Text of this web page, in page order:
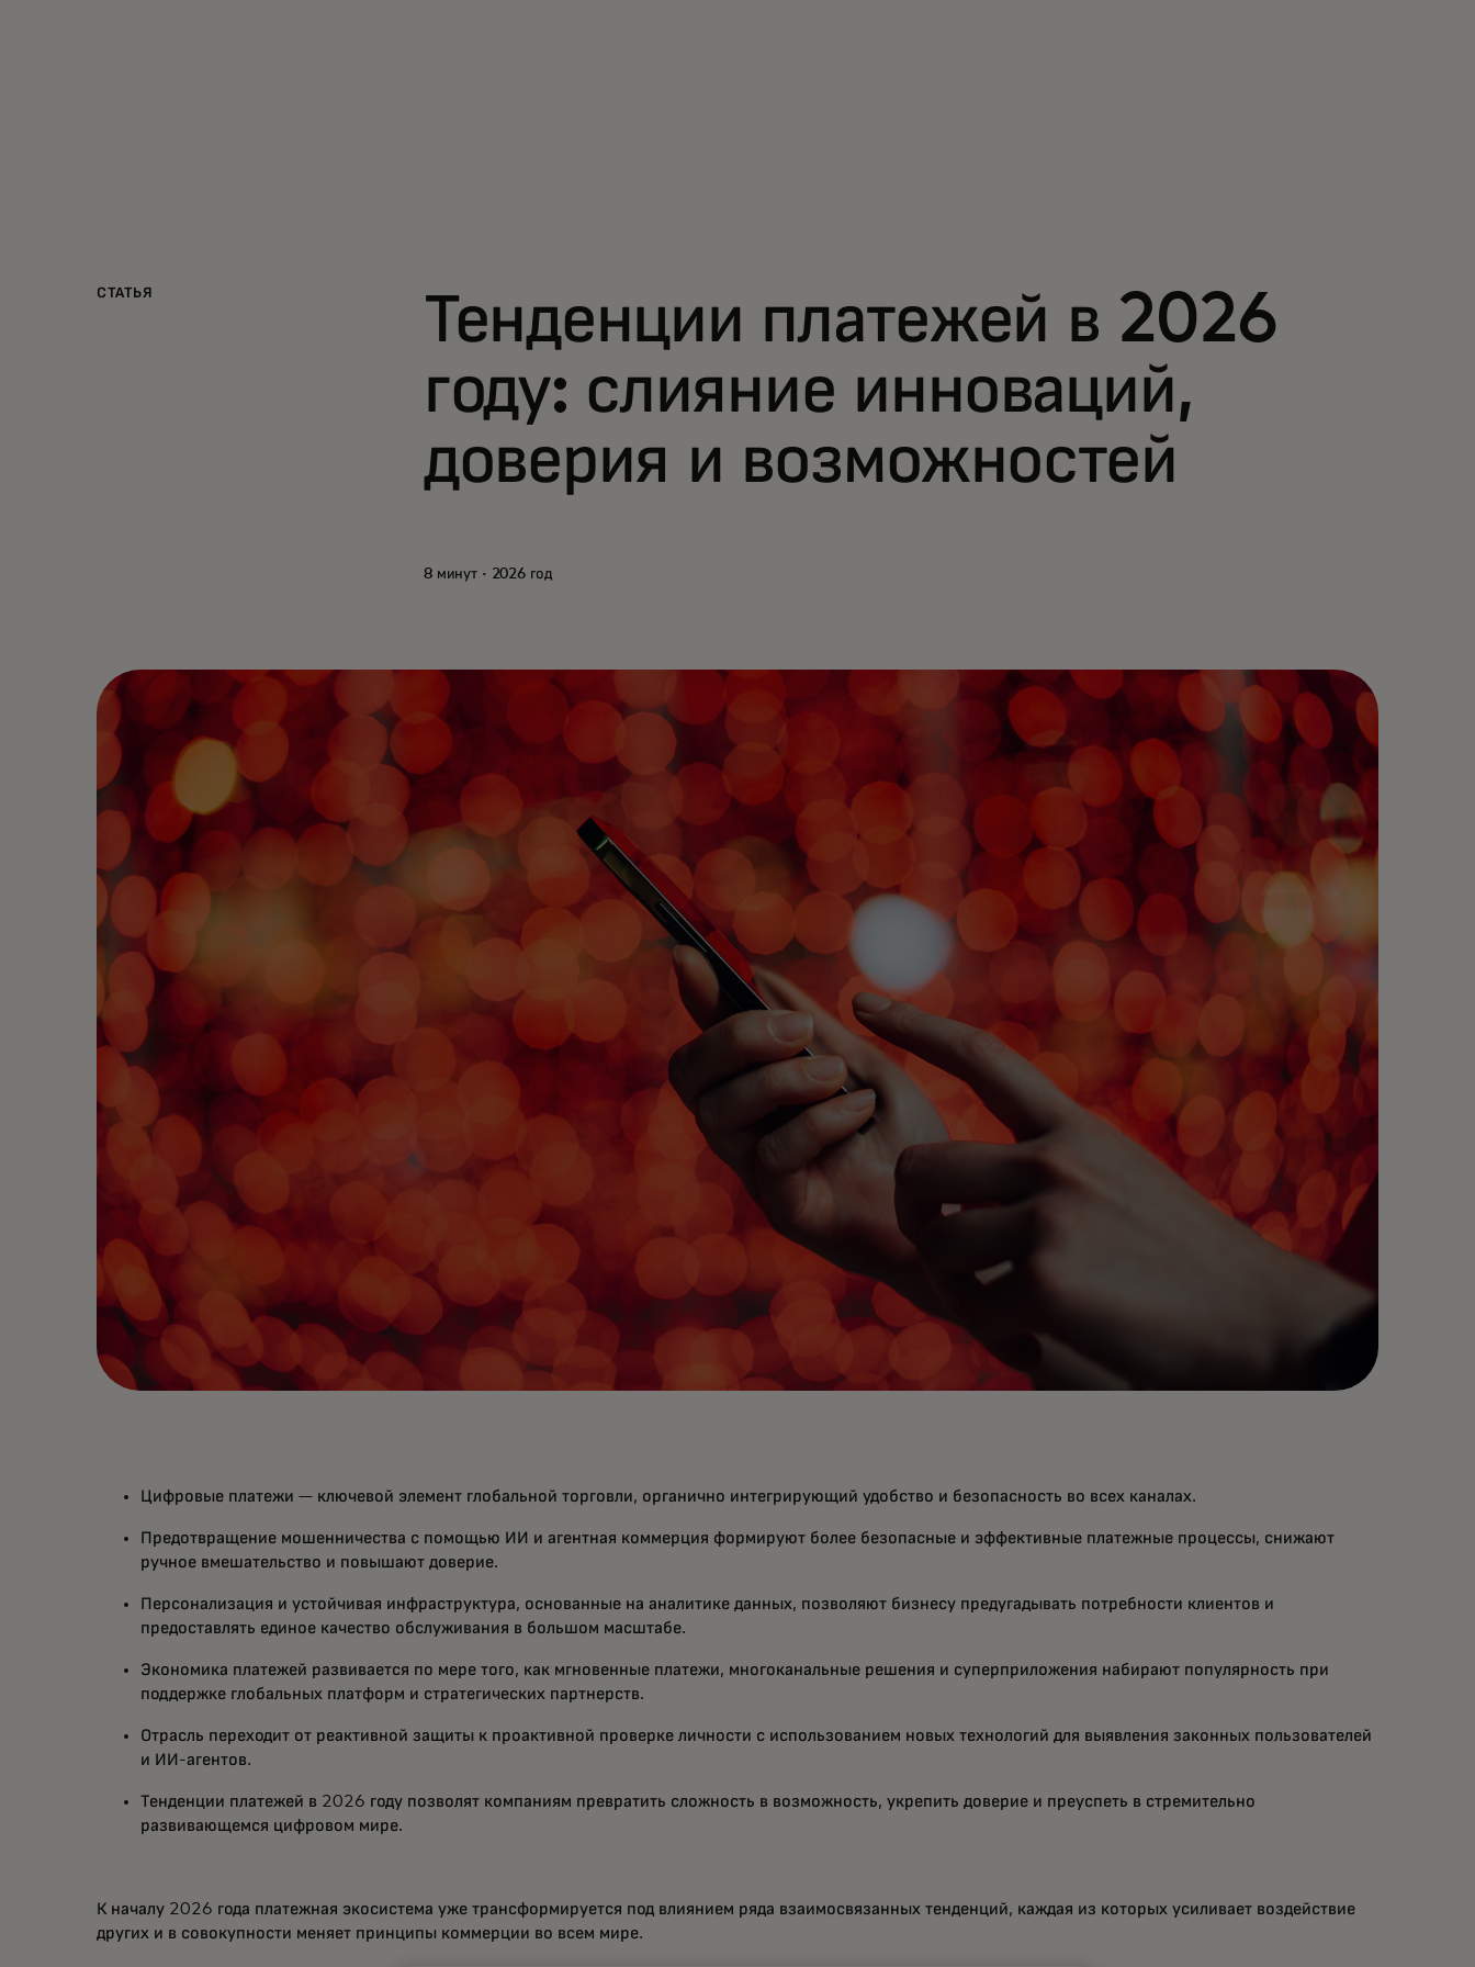
СТАТЬЯ
Тенденции платежей в 2026
году: слияние инноваций,
доверия и возможностей
8 минут · 2026 год
Цифровые платежи — ключевой элемент глобальной торговли, органично интегрирующий удобство и безопасность во всех каналах.
Предотвращение мошенничества с помощью ИИ и агентная коммерция формируют более безопасные и эффективные платежные процессы, снижают
ручное вмешательство и повышают доверие.
Персонализация и устойчивая инфраструктура, основанные на аналитике данных, позволяют бизнесу предугадывать потребности клиентов и
предоставлять единое качество обслуживания в большом масштабе.
Экономика платежей развивается по мере того, как мгновенные платежи, многоканальные решения и суперприложения набирают популярность при
поддержке глобальных платформ и стратегических партнерств.
Отрасль переходит от реактивной защиты к проактивной проверке личности с использованием новых технологий для выявления законных пользователей
и ИИ-агентов.
Тенденции платежей в 2026 году позволят компаниям превратить сложность в возможность, укрепить доверие и преуспеть в стремительно
развивающемся цифровом мире.
К началу 2026 года платежная экосистема уже трансформируется под влиянием ряда взаимосвязанных тенденций, каждая из которых усиливает воздействие
других и в совокупности меняет принципы коммерции во всем мире.